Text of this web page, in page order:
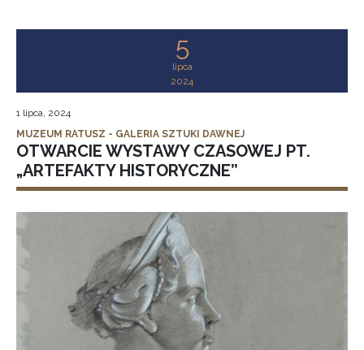
5
lipca
2024
1 lipca, 2024
MUZEUM RATUSZ - GALERIA SZTUKI DAWNEJ
OTWARCIE WYSTAWY CZASOWEJ PT.
„ARTEFAKTY HISTORYCZNE”